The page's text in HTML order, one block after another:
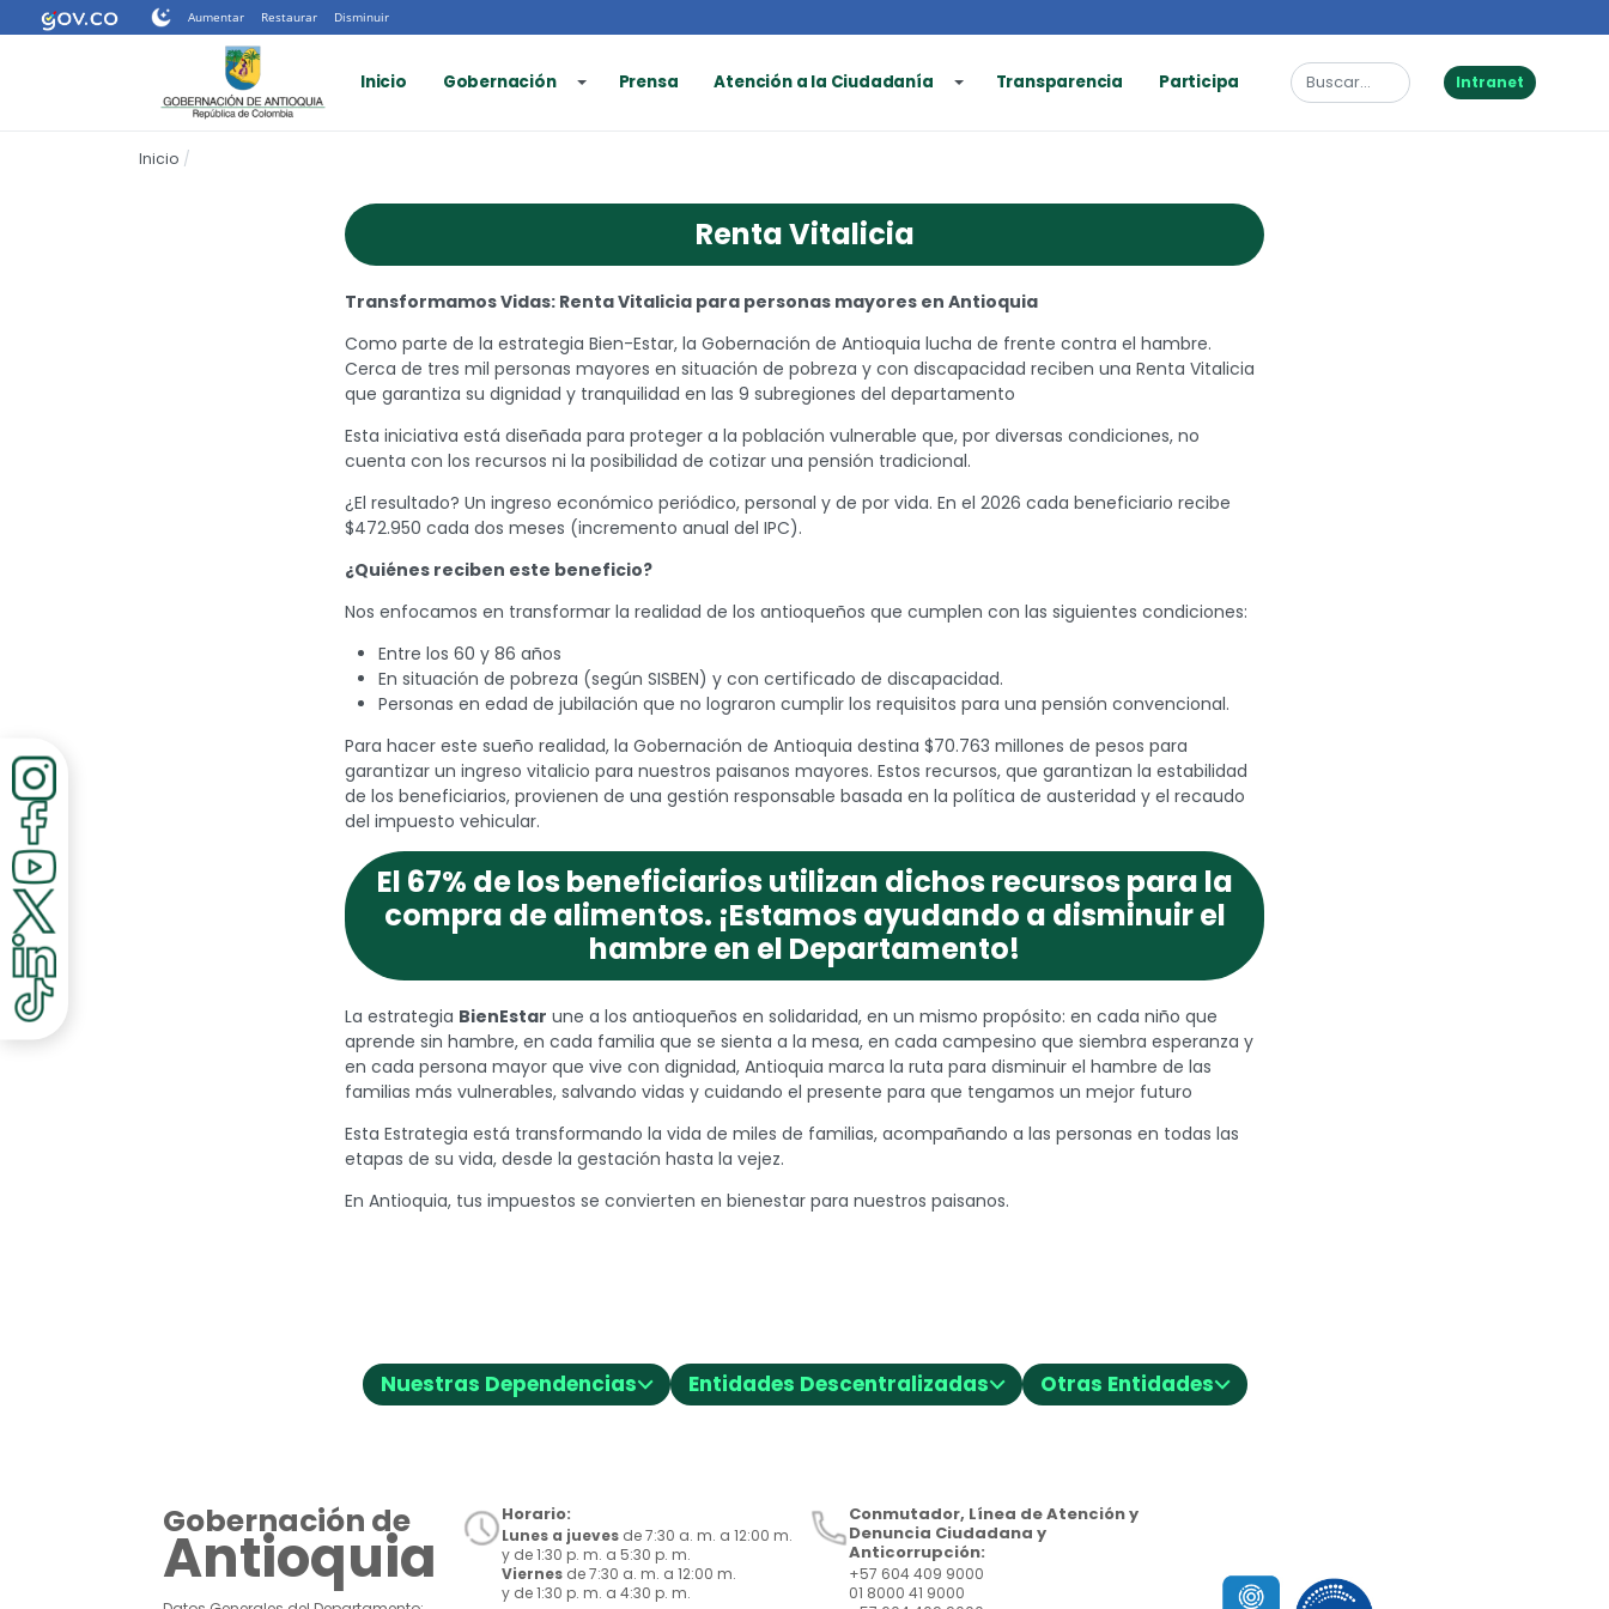
Nota:
este
Presione
Control-
F10
para
abrir
un
menú
de
accesibilidad.
Aumentar Restaurar Disminuir
Inicio Gobernación Prensa Atención a la Ciudadanía Transparencia Participa Intranet
Inicio
Renta Vitalicia
Transformamos Vidas: Renta Vitalicia para personas mayores en Antioquia
Como parte de la estrategia Bien-Estar, la Gobernación de Antioquia lucha de frente contra el hambre.
Cerca de tres mil personas mayores en situación de pobreza y con discapacidad reciben una Renta Vitalicia
que garantiza su dignidad y tranquilidad en las 9 subregiones del departamento
Esta iniciativa está diseñada para proteger a la población vulnerable que, por diversas condiciones, no
cuenta con los recursos ni la posibilidad de cotizar una pensión tradicional.
¿El resultado? Un ingreso económico periódico, personal y de por vida. En el 2026 cada beneficiario recibe
$472.950 cada dos meses (incremento anual del IPC).
¿Quiénes reciben este beneficio?
Nos enfocamos en transformar la realidad de los antioqueños que cumplen con las siguientes condiciones:
Entre los 60 y 86 años
En situación de pobreza (según SISBEN) y con certificado de discapacidad.
Personas en edad de jubilación que no lograron cumplir los requisitos para una pensión convencional.
Para hacer este sueño realidad, la Gobernación de Antioquia destina $70.763 millones de pesos para
garantizar un ingreso vitalicio para nuestros paisanos mayores. Estos recursos, que garantizan la estabilidad
de los beneficiarios, provienen de una gestión responsable basada en la política de austeridad y el recaudo
del impuesto vehicular.
El 67% de los beneficiarios utilizan dichos recursos para la
compra de alimentos. ¡Estamos ayudando a disminuir el
hambre en el Departamento!
La estrategia BienEstar une a los antioqueños en solidaridad, en un mismo propósito: en cada niño que
aprende sin hambre, en cada familia que se sienta a la mesa, en cada campesino que siembra esperanza y
en cada persona mayor que vive con dignidad, Antioquia marca la ruta para disminuir el hambre de las
familias más vulnerables, salvando vidas y cuidando el presente para que tengamos un mejor futuro
Esta Estrategia está transformando la vida de miles de familias, acompañando a las personas en todas las
etapas de su vida, desde la gestación hasta la vejez.
En Antioquia, tus impuestos se convierten en bienestar para nuestros paisanos.
Nuestras Dependencias⌵ Entidades Descentralizadas⌵ Otras Entidades⌵
Gobernación de
Antioquia
Horario:
Lunes a jueves de 7:30 a. m. a 12:00 m.
y de 1:30 p. m. a 5:30 p. m.
Viernes de 7:30 a. m. a 12:00 m.
y de 1:30 p. m. a 4:30 p. m.
Conmutador, Línea de Atención y
Denuncia Ciudadana y
Anticorrupción:
+57 604 409 9000
01 8000 41 9000